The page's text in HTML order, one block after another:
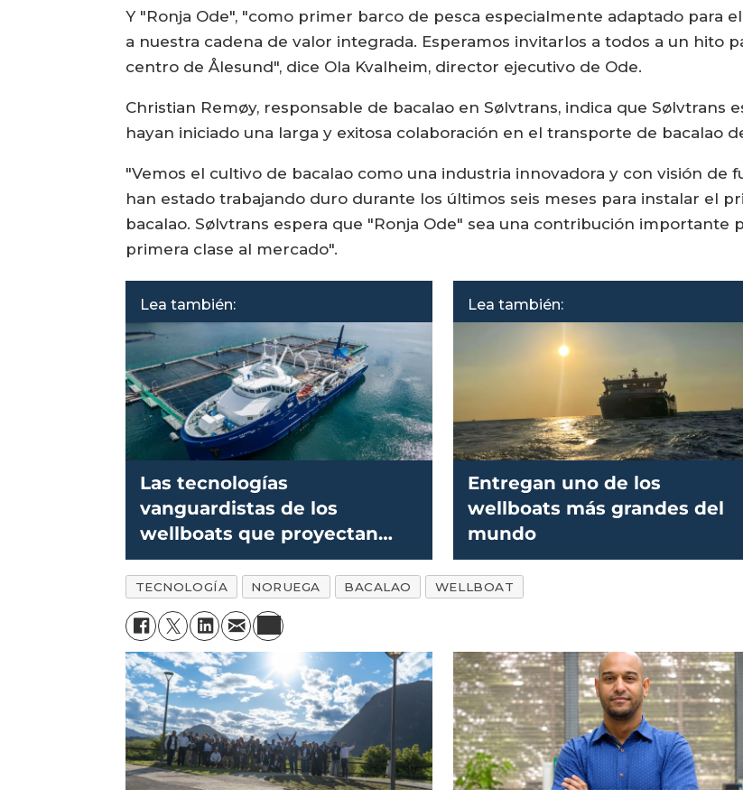
Y "Ronja Ode", "como primer barco de pesca especialmente adaptado para
a nuestra cadena de valor integrada. Esperamos invitarlos a todos a un hito
centro de Ålesund", dice Ola Kvalheim, director ejecutivo de Ode.
Christian Remøy, responsable de bacalao en Sølvtrans, indica que Sølvtrans
hayan iniciado una larga y exitosa colaboración en el transporte de bacalao
"Vemos el cultivo de bacalao como una industria innovadora y con visión de
han estado trabajando duro durante los últimos seis meses para instalar el
bacalao. Sølvtrans espera que "Ronja Ode" sea una contribución
primera clase al mercado".
Lea también:
Las tecnologías
vanguardistas de los
wellboats que proyectan
una salmonicultura
sustentable
Lea también:
Entregan uno de los
wellboats más grandes del
mundo
TECNOLOGÍA NORUEGA BACALAO WELLBOAT